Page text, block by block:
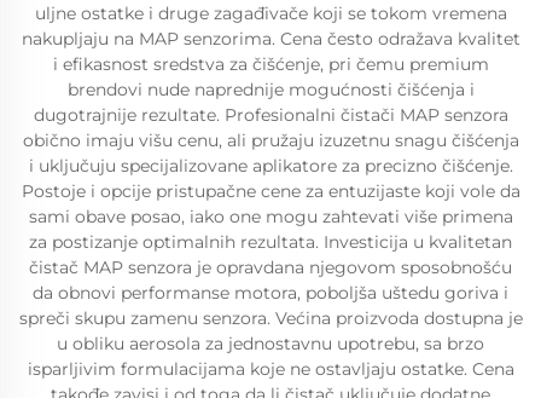
uljne ostatke i druge zagađivače koji se tokom vremena
nakupljaju na MAP senzorima. Cena često odražava kvalitet
i efikasnost sredstva za čišćenje, pri čemu premium
brendovi nude naprednije mogućnosti čišćenja i
dugotrajnije rezultate. Profesionalni čistači MAP senzora
obično imaju višu cenu, ali pružaju izuzetnu snagu čišćenja
i uključuju specijalizovane aplikatore za precizno čišćenje.
Postoje i opcije pristupačne cene za entuzijaste koji vole da
sami obave posao, iako one mogu zahtevati više primena
za postizanje optimalnih rezultata. Investicija u kvalitetan
čistač MAP senzora je opravdana njegovom sposobnošću
da obnovi performanse motora, poboljša uštedu goriva i
spreči skupu zamenu senzora. Većina proizvoda dostupna je
u obliku aerosola za jednostavnu upotrebu, sa brzo
isparljivim formulacijama koje ne ostavljaju ostatke. Cena